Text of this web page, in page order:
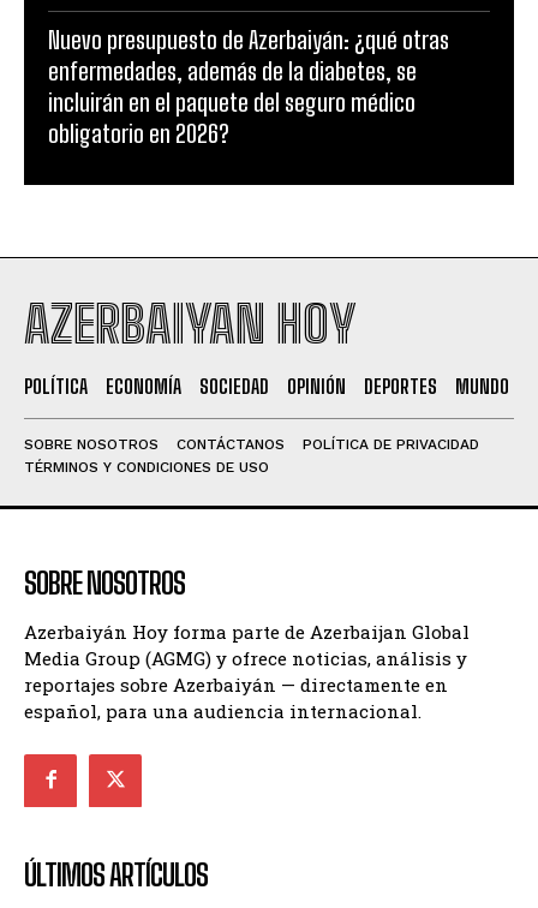
Nuevo presupuesto de Azerbaiyán: ¿qué otras
enfermedades, además de la diabetes, se
incluirán en el paquete del seguro médico
obligatorio en 2026?
AZERBAIYAN HOY
POLÍTICA ECONOMÍA SOCIEDAD OPINIÓN DEPORTES MUNDO
SOBRE NOSOTROS CONTÁCTANOS
POLÍTICA DE PRIVACIDAD
TÉRMINOS Y CONDICIONES DE USO
SOBRE NOSOTROS
Azerbaiyán Hoy forma parte de Azerbaijan Global
Media Group (AGMG) y ofrece noticias, análisis y
reportajes sobre Azerbaiyán — directamente en
español, para una audiencia internacional.
ÚLTIMOS ARTÍCULOS